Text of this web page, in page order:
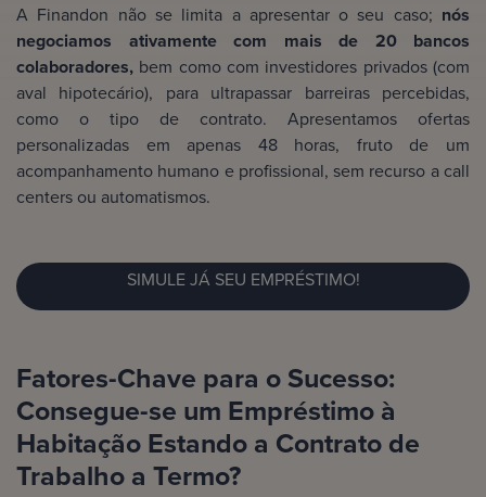
A Finandon não se limita a apresentar o seu caso; nós
negociamos ativamente com mais de 20 bancos
colaboradores, bem como com investidores privados (com
aval hipotecário), para ultrapassar barreiras percebidas,
como o tipo de contrato. Apresentamos ofertas
personalizadas em apenas 48 horas, fruto de um
acompanhamento humano e profissional, sem recurso a call
centers ou automatismos.
SIMULE JÁ SEU EMPRÉSTIMO!
Fatores-Chave para o Sucesso:
Consegue-se um Empréstimo à
Habitação Estando a Contrato de
Trabalho a Termo?